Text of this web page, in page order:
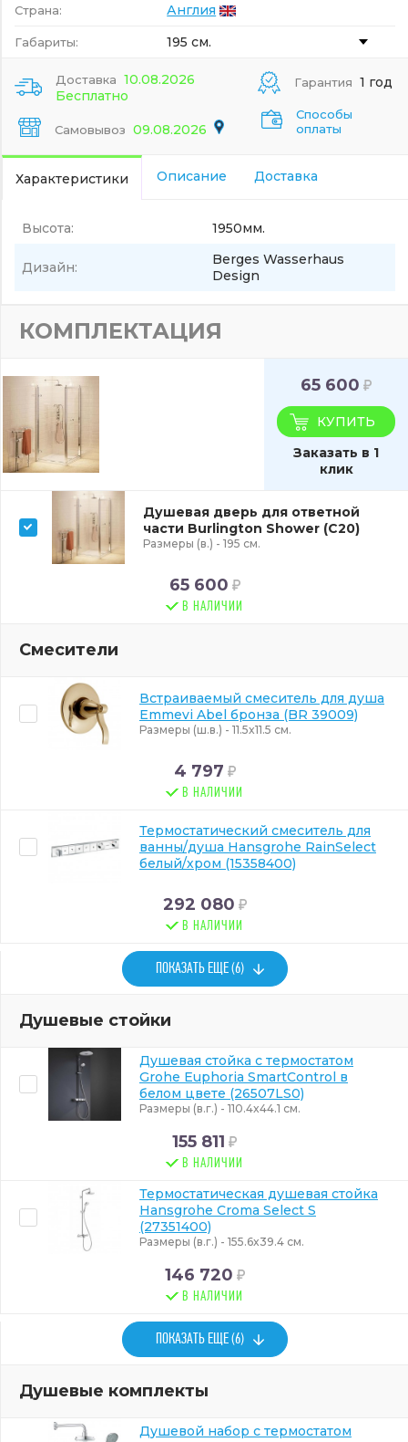
Страна: Англия
Габариты: 195 см.
Доставка 10.08.2026
Бесплатно
Самовывоз 09.08.2026
Гарантия 1 год
Способы
оплаты
Характеристики Описание Доставка
Высота: 1950мм.
Дизайн:
Berges Wasserhaus
Design
КОМПЛЕКТАЦИЯ
65 600
КУПИТЬ
Заказать в 1
клик
Душевая дверь для ответной
части Burlington Shower (C20)
Размеры (в.) - 195 см.
65 600
В НАЛИЧИИ
Смесители
Встраиваемый смеситель для душа
Emmevi Abel бронза (BR 39009)
Размеры (ш.в.) - 11.5x11.5 см.
4 797
В НАЛИЧИИ
Термостатический смеситель для
ванны/душа Hansgrohe RainSelect
белый/хром (15358400)
292 080
В НАЛИЧИИ
ПОКАЗАТЬ ЕЩЕ (6)
Душевые стойки
Душевая стойка с термостатом
Grohe Euphoria SmartControl в
белом цвете (26507LS0)
Размеры (в.г.) - 110.4x44.1 см.
155 811
В НАЛИЧИИ
Термостатическая душевая стойка
Hansgrohe Croma Select S
(27351400)
Размеры (в.г.) - 155.6x39.4 см.
146 720
В НАЛИЧИИ
ПОКАЗАТЬ ЕЩЕ (6)
Душевые комплекты
Душевой набор с термостатом